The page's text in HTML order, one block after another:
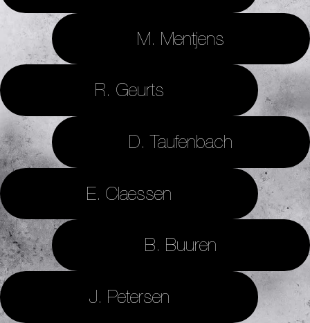
M. Mentjens
R. Geurts
D. Taufenbach
E. Claessen
B. Buuren
J. Petersen